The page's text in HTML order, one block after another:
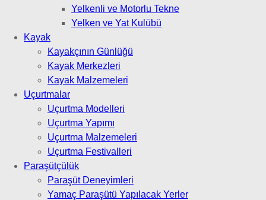
Yelkenli ve Motorlu Tekne
Yelken ve Yat Kulübü
Kayak
Kayakçının Günlüğü
Kayak Merkezleri
Kayak Malzemeleri
Uçurtmalar
Uçurtma Modelleri
Uçurtma Yapımı
Uçurtma Malzemeleri
Uçurtma Festivalleri
Paraşütçülük
Paraşüt Deneyimleri
Yamaç Paraşütü Yapılacak Yerler